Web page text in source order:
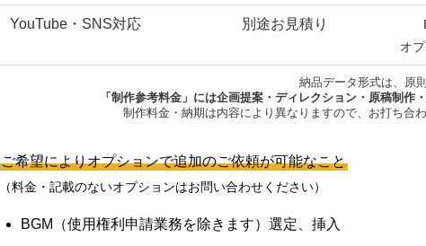
YouTube・SNS対応 別途お見積り
オ
納品データ形式は、原
「制作参考料金」には企画提案・ディレクション・原稿制作
制作料金・納期は内容により異なりますので、お打ち合
ご希望によりオプションで追加のご依頼が可能なこと
（料金・記載のないオプションはお問い合わせください）
BGM（使用権利申請業務を除きます）選定、挿入